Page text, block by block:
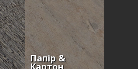
Папір &
Картон